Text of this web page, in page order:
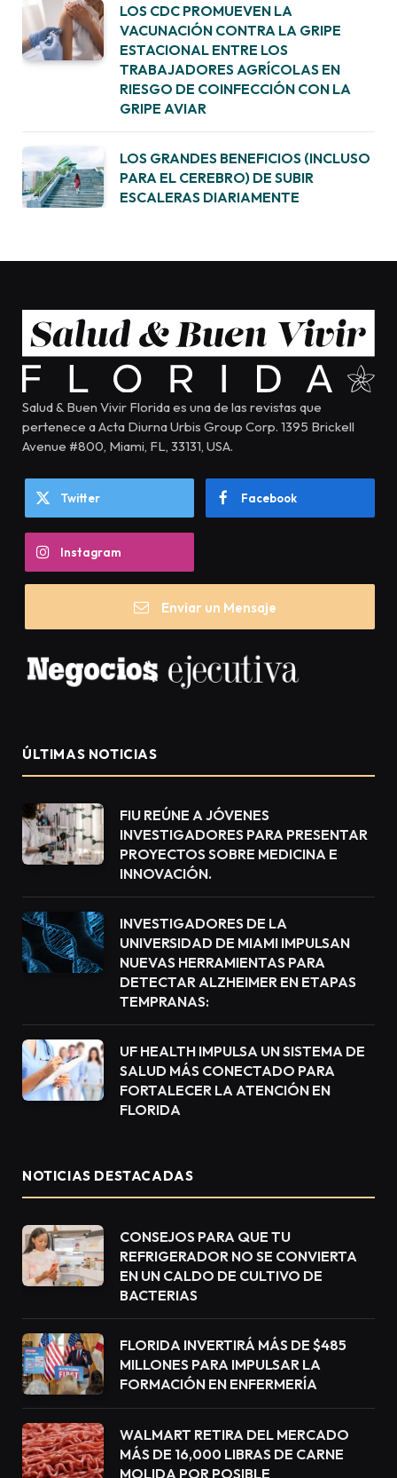
LOS CDC PROMUEVEN LA
VACUNACIÓN CONTRA LA GRIPE
ESTACIONAL ENTRE LOS
TRABAJADORES AGRÍCOLAS EN
RIESGO DE COINFECCIÓN CON LA
GRIPE AVIAR
LOS GRANDES BENEFICIOS (INCLUSO
PARA EL CEREBRO) DE SUBIR
ESCALERAS DIARIAMENTE
Salud & Buen Vivir Florida es una de las revistas que
pertenece a Acta Diurna Urbis Group Corp. 1395 Brickell
Avenue #800, Miami, FL, 33131, USA.
Twitter Facebook
Instagram
Enviar un Mensaje
ÚLTIMAS NOTICIAS
FIU REÚNE A JÓVENES
INVESTIGADORES PARA PRESENTAR
PROYECTOS SOBRE MEDICINA E
INNOVACIÓN.
INVESTIGADORES DE LA
UNIVERSIDAD DE MIAMI IMPULSAN
NUEVAS HERRAMIENTAS PARA
DETECTAR ALZHEIMER EN ETAPAS
TEMPRANAS:
UF HEALTH IMPULSA UN SISTEMA DE
SALUD MÁS CONECTADO PARA
FORTALECER LA ATENCIÓN EN
FLORIDA
NOTICIAS DESTACADAS
CONSEJOS PARA QUE TU
REFRIGERADOR NO SE CONVIERTA
EN UN CALDO DE CULTIVO DE
BACTERIAS
FLORIDA INVERTIRÁ MÁS DE $485
MILLONES PARA IMPULSAR LA
FORMACIÓN EN ENFERMERÍA
WALMART RETIRA DEL MERCADO
MÁS DE 16,000 LIBRAS DE CARNE
MOLIDA POR POSIBLE